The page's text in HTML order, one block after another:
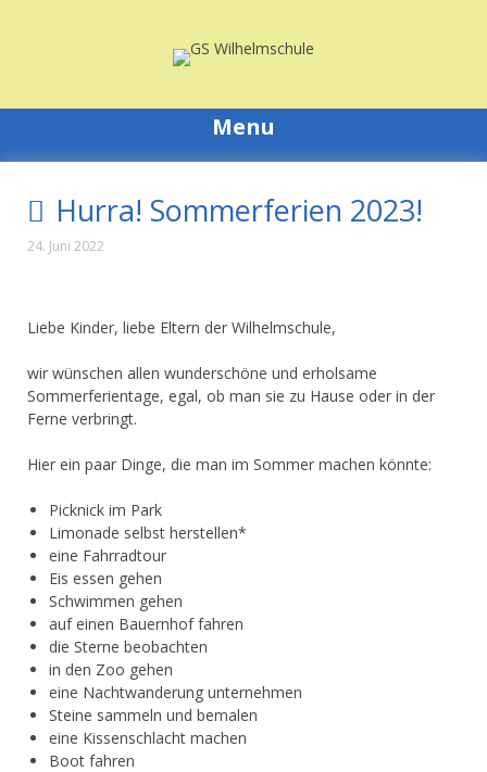
Menu
Hurra! Sommerferien 2023!
24. Juni 2022
Liebe Kinder, liebe Eltern der Wilhelmschule,
wir wünschen allen wunderschöne und erholsame
Sommerferientage, egal, ob man sie zu Hause oder in der
Ferne verbringt.
Hier ein paar Dinge, die man im Sommer machen könnte:
Picknick im Park
Limonade selbst herstellen*
eine Fahrradtour
Eis essen gehen
Schwimmen gehen
auf einen Bauernhof fahren
die Sterne beobachten
in den Zoo gehen
eine Nachtwanderung unternehmen
Steine sammeln und bemalen
eine Kissenschlacht machen
Boot fahren